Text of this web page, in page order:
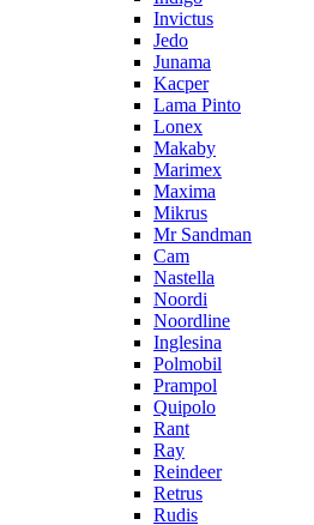
Invictus
Jedo
Junama
Kacper
Lama Pinto
Lonex
Makaby
Marimex
Maxima
Mikrus
Mr Sandman
Cam
Nastella
Noordi
Noordline
Inglesina
Polmobil
Prampol
Quipolo
Rant
Ray
Reindeer
Retrus
Rudis